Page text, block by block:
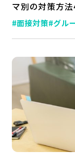
マ別の対策方
#面接対策#グル